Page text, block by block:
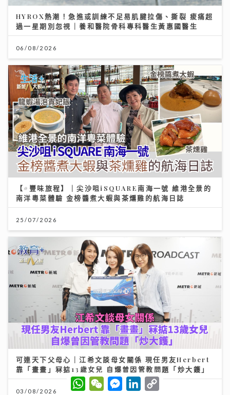
HYROX熱潮！急進或訓練不足易肌腱拉傷、撕裂 痠痛超
過一星期別忽視｜養和醫院骨科專科醫生黃惠國醫生
06/08/2026
【#豐味旅程】｜尖沙咀iSQUARE南海一號 維港全景的
南洋粵菜體驗 金榜醬煮大蝦與茶燻雞的航海日誌
25/07/2026
可連天下父母心｜江希文談母女關係 現任男友Herbert
靠「畫畫」冧掂13歲女兒 自爆曾因管教問題「炒大鑊」
03/08/2026
W
h
W
e
M
e
L
C